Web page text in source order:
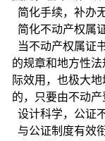
简化手续，补办
简化不动产权属
当不动产权属证
的规章和地方性
际效用，也极大
的，只要由不动
设计科学，公证
与公证制度有效